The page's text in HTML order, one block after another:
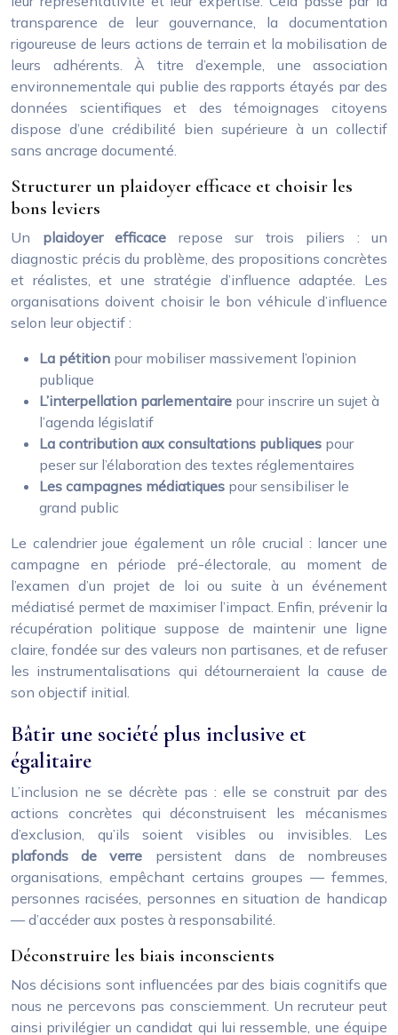
transparence de leur gouvernance, la documentation
rigoureuse de leurs actions de terrain et la mobilisation de
leurs adhérents. À titre d’exemple, une association
environnementale qui publie des rapports étayés par des
données scientifiques et des témoignages citoyens
dispose d’une crédibilité bien supérieure à un collectif
sans ancrage documenté.
Structurer un plaidoyer efficace et choisir les
bons leviers
Un plaidoyer efficace repose sur trois piliers : un
diagnostic précis du problème, des propositions concrètes
et réalistes, et une stratégie d’influence adaptée. Les
organisations doivent choisir le bon véhicule d’influence
selon leur objectif :
La pétition pour mobiliser massivement l’opinion
publique
L’interpellation parlementaire pour inscrire un sujet à
l’agenda législatif
La contribution aux consultations publiques pour
peser sur l’élaboration des textes réglementaires
Les campagnes médiatiques pour sensibiliser le
grand public
Le calendrier joue également un rôle crucial : lancer une
campagne en période pré-électorale, au moment de
l’examen d’un projet de loi ou suite à un événement
médiatisé permet de maximiser l’impact. Enfin, prévenir la
récupération politique suppose de maintenir une ligne
claire, fondée sur des valeurs non partisanes, et de refuser
les instrumentalisations qui détourneraient la cause de
son objectif initial.
Bâtir une société plus inclusive et
égalitaire
L’inclusion ne se décrète pas : elle se construit par des
actions concrètes qui déconstruisent les mécanismes
d’exclusion, qu’ils soient visibles ou invisibles. Les
plafonds de verre persistent dans de nombreuses
organisations, empêchant certains groupes — femmes,
personnes racisées, personnes en situation de handicap
— d’accéder aux postes à responsabilité.
Déconstruire les biais inconscients
Nos décisions sont influencées par des biais cognitifs que
nous ne percevons pas consciemment. Un recruteur peut
ainsi privilégier un candidat qui lui ressemble, une équipe